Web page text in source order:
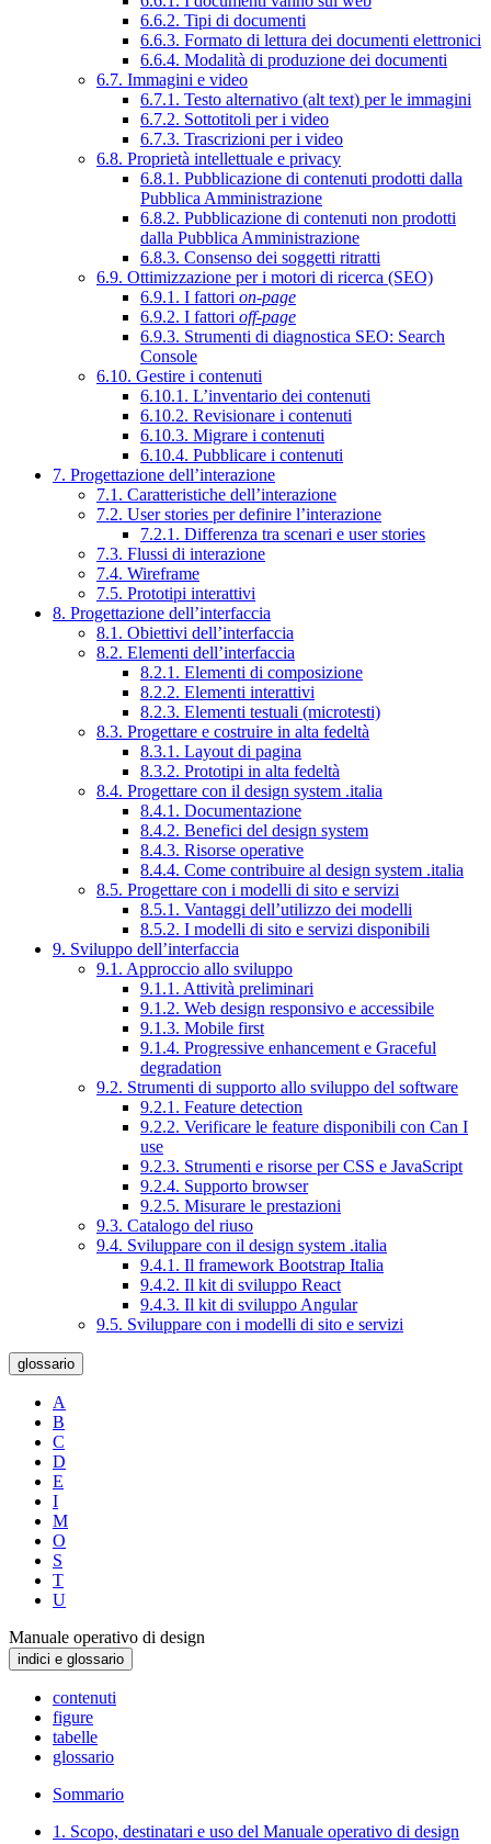
6.6.2. Tipi di documenti
6.6.3. Formato di lettura dei documenti elettronici
6.6.4. Modalità di produzione dei documenti
6.7. Immagini e video
6.7.1. Testo alternativo (alt text) per le immagini
6.7.2. Sottotitoli per i video
6.7.3. Trascrizioni per i video
6.8. Proprietà intellettuale e privacy
6.8.1. Pubblicazione di contenuti prodotti dalla
Pubblica Amministrazione
6.8.2. Pubblicazione di contenuti non prodotti
dalla Pubblica Amministrazione
6.8.3. Consenso dei soggetti ritratti
6.9. Ottimizzazione per i motori di ricerca (SEO)
6.9.1. I fattori on-page
6.9.2. I fattori off-page
6.9.3. Strumenti di diagnostica SEO: Search
Console
6.10. Gestire i contenuti
6.10.1. L’inventario dei contenuti
6.10.2. Revisionare i contenuti
6.10.3. Migrare i contenuti
6.10.4. Pubblicare i contenuti
7. Progettazione dell’interazione
7.1. Caratteristiche dell’interazione
7.2. User stories per definire l’interazione
7.2.1. Differenza tra scenari e user stories
7.3. Flussi di interazione
7.4. Wireframe
7.5. Prototipi interattivi
8. Progettazione dell’interfaccia
8.1. Obiettivi dell’interfaccia
8.2. Elementi dell’interfaccia
8.2.1. Elementi di composizione
8.2.2. Elementi interattivi
8.2.3. Elementi testuali (microtesti)
8.3. Progettare e costruire in alta fedeltà
8.3.1. Layout di pagina
8.3.2. Prototipi in alta fedeltà
8.4. Progettare con il design system .italia
8.4.1. Documentazione
8.4.2. Benefici del design system
8.4.3. Risorse operative
8.4.4. Come contribuire al design system .italia
8.5. Progettare con i modelli di sito e servizi
8.5.1. Vantaggi dell’utilizzo dei modelli
8.5.2. I modelli di sito e servizi disponibili
9. Sviluppo dell’interfaccia
9.1. Approccio allo sviluppo
9.1.1. Attività preliminari
9.1.2. Web design responsivo e accessibile
9.1.3. Mobile first
9.1.4. Progressive enhancement e Graceful
degradation
9.2. Strumenti di supporto allo sviluppo del software
9.2.1. Feature detection
9.2.2. Verificare le feature disponibili con Can I
use
9.2.3. Strumenti e risorse per CSS e JavaScript
9.2.4. Supporto browser
9.2.5. Misurare le prestazioni
9.3. Catalogo del riuso
9.4. Sviluppare con il design system .italia
9.4.1. Il framework Bootstrap Italia
9.4.2. Il kit di sviluppo React
9.4.3. Il kit di sviluppo Angular
9.5. Sviluppare con i modelli di sito e servizi
glossario
A
B
C
D
E
I
M
O
S
T
U
Manuale operativo di design
indici e glossario
contenuti
figure
tabelle
glossario
Sommario
1. Scopo, destinatari e uso del Manuale operativo di design